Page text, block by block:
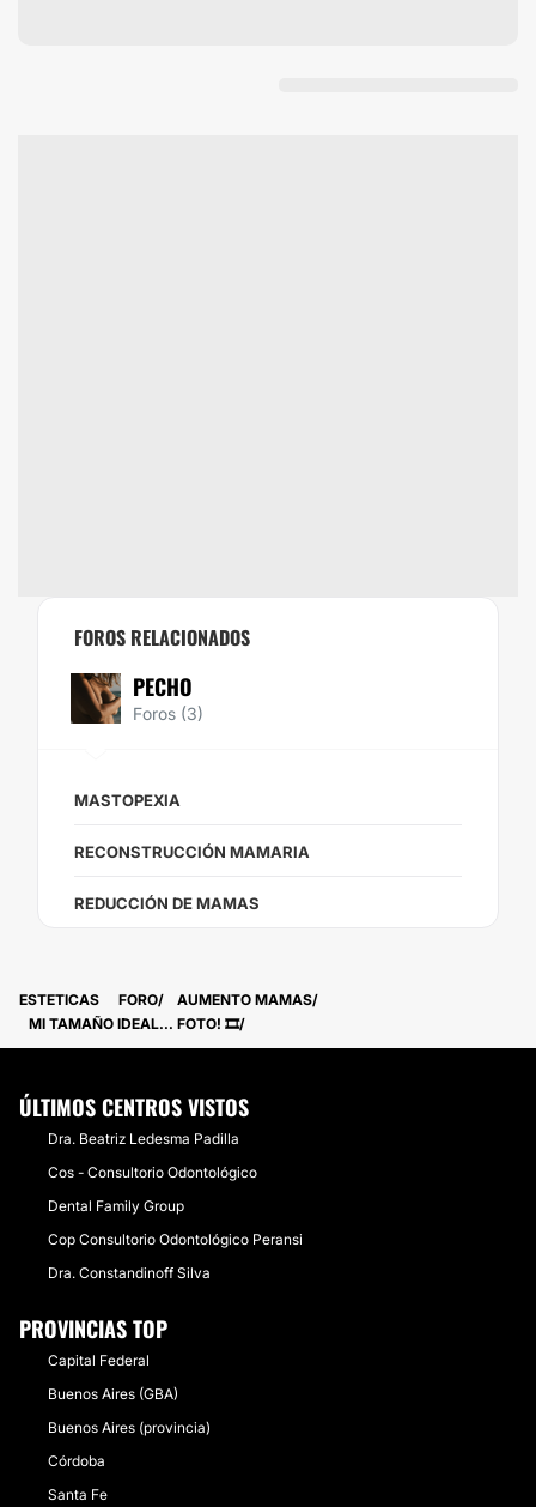
FOROS RELACIONADOS
PECHO
Foros (3)
MASTOPEXIA
RECONSTRUCCIÓN MAMARIA
REDUCCIÓN DE MAMAS
ESTETICAS FORO
AUMENTO MAMAS
MI TAMAÑO IDEAL... FOTO! 🎞
ÚLTIMOS CENTROS VISTOS
Dra. Beatriz Ledesma Padilla
Cos - Consultorio Odontológico
Dental Family Group
Cop Consultorio Odontológico Peransi
Dra. Constandinoff Silva
PROVINCIAS TOP
Capital Federal
Buenos Aires (GBA)
Buenos Aires (provincia)
Córdoba
Santa Fe